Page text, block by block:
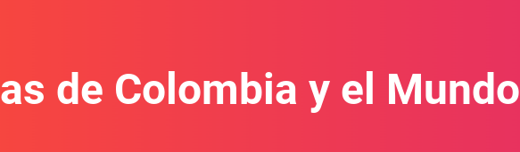
de Colombia y el Mundo